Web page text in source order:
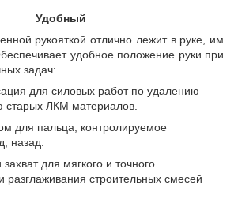
Удобный
рукояткой отлично лежит в руке, им
удобное положение руки при
задач:
для силовых работ по удалению
старых ЛКМ материалов.
для пальца, контролируемое
назад.
для мягкого и точного
разглаживания строительных смесей